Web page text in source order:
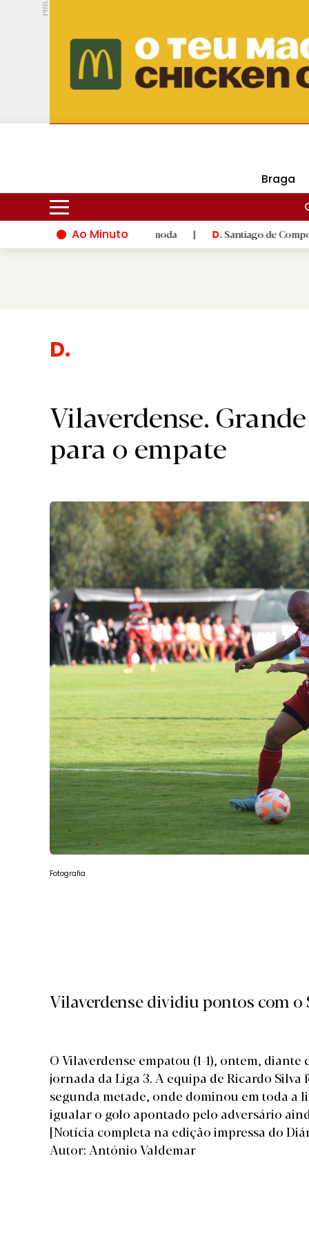
PUB.
Hoje 17ºC 24ºC DMtv
Braga
Ao Minuto
do mundo da moda | D.Santiago de Compostela
Despo
Vilaverdense.
para o empate
Fotografia
Vilaverdense dividiu pontos com o
O Vilaverdense empatou (1-1), ontem, diante
jornada da Liga 3. A equipa de Ricardo
segunda metade, onde dominou em toda a
igualar o golo apontado pelo adversário
[Notícia completa na edição impressa do
Autor: António Valdemar